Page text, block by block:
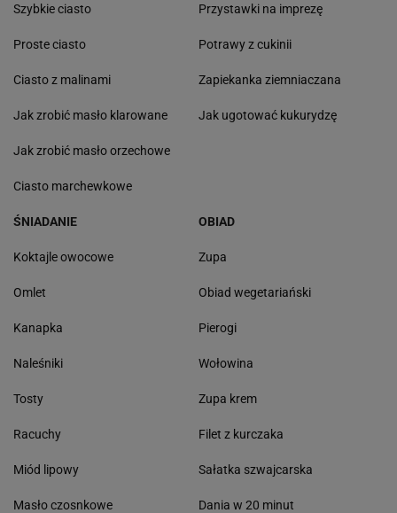
Szybkie ciasto
Proste ciasto
Ciasto z malinami
Jak zrobić masło klarowane
Jak zrobić masło orzechowe
Ciasto marchewkowe
Przystawki na imprezę
Potrawy z cukinii
Zapiekanka ziemniaczana
Jak ugotować kukurydzę
ŚNIADANIE
Koktajle owocowe
Omlet
Kanapka
Naleśniki
Tosty
Racuchy
Miód lipowy
Masło czosnkowe
OBIAD
Zupa
Obiad wegetariański
Pierogi
Wołowina
Zupa krem
Filet z kurczaka
Sałatka szwajcarska
Dania w 20 minut